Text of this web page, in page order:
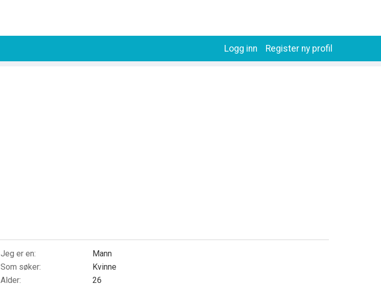
Register ny profil
Logg inn
Jeg er en:
Mann
Som søker:
Kvinne
Alder:
26